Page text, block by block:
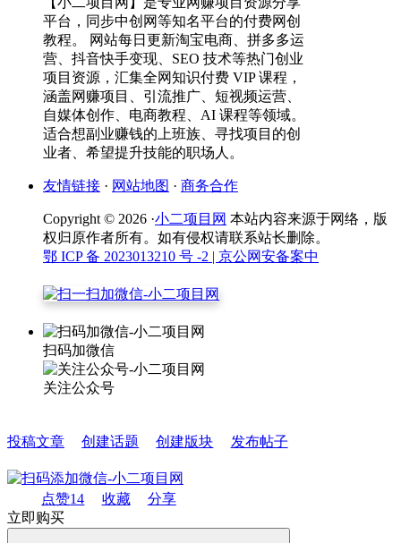
平台，同步中创网等知名平台的付费网创
教程。 网站每日更新淘宝电商、拼多多运
营、抖音快手变现、SEO 技术等热门创业
项目资源，汇集全网知识付费 VIP 课程，
涵盖网赚项目、引流推广、短视频运营、
自媒体创作、电商教程、AI 课程等领域。
适合想副业赚钱的上班族、寻找项目的创
业者、希望提升技能的职场人。
友情链接 · 网站地图 · 商务合作
Copyright © 2026 ·小二项目网 本站内容来源于网络，版
权归原作者所有。如有侵权请联系站长删除。
鄂 ICP 备 2023013210 号 -2 | 京公网安备案中
扫码加微信
关注公众号
投稿文章 创建话题 创建版块 发布帖子
点赞14 收藏
分享
立即购买